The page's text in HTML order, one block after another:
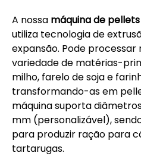
A nossa máquina de
utiliza tecnologia de
expansão. Pode
variedade de matérias-
milho, farelo de soja e
transformando-as em
máquina suporta
mm (personalizável),
para produzir ração para
tartarugas.